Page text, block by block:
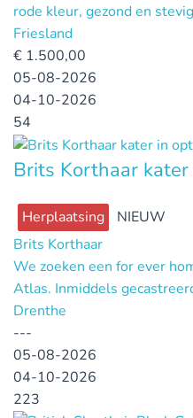
rode kleur, gezond en
Friesland
€ 1.500,00
05-08-2026
04-10-2026
54
Brits Korthaar
Herplaatsing
NIEUW
Brits Korthaar
We zoeken een for ever
Atlas. Inmiddels
Drenthe
---
05-08-2026
04-10-2026
223